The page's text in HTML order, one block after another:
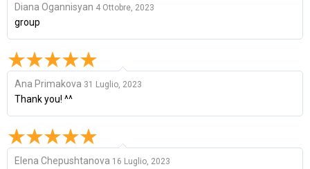
Diana Ogannisyan 4 Ottobre, 2023
group
Ana Primakova 31 Luglio, 2023
Thank you! ^^
Elena Chepushtanova 16 Luglio, 2023